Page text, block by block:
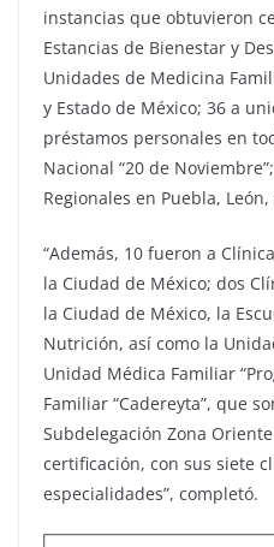
instancias que obtuvieron
Estancias de Bienestar y
Unidades de Medicina
y Estado de México; 36 a
préstamos personales en
Nacional “20 de
Regionales en Puebla,
“Además, 10 fueron a
la Ciudad de México; dos
la Ciudad de México, la
Nutrición, así como la
Unidad Médica Familiar
Familiar “Cadereyta”, que
Subdelegación Zona
certificación, con sus siete
especialidades”, completó.